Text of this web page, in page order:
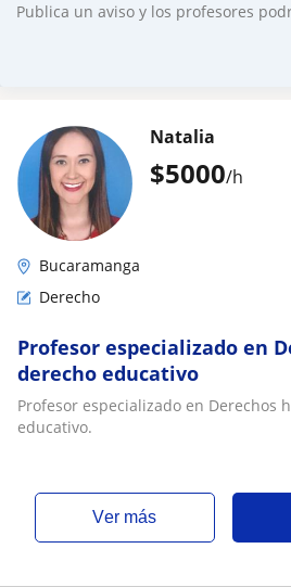
Publica un aviso y los profesores
$5000/h
Natalia
Bucaramanga
Derecho
Profesor especializado en
derecho educativo
Profesor especializado en Derechos
educativo.
ver más